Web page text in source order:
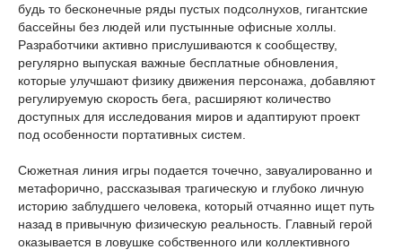
будь то бесконечные ряды пустых подсолнухов, гигантские
бассейны без людей или пустынные офисные холлы.
Разработчики активно прислушиваются к сообществу,
регулярно выпуская важные бесплатные обновления,
которые улучшают физику движения персонажа, добавляют
регулируемую скорость бега, расширяют количество
доступных для исследования миров и адаптируют проект
под особенности портативных систем.
Сюжетная линия игры подается точечно, завуалированно и
метафорично, рассказывая трагическую и глубоко личную
историю заблудшего человека, который отчаянно ищет путь
назад в привычную физическую реальность. Главный герой
оказывается в ловушке собственного или коллективного